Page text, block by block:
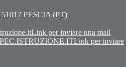
PESCIA (PT)
Link per inviare una mail
Link per inviare